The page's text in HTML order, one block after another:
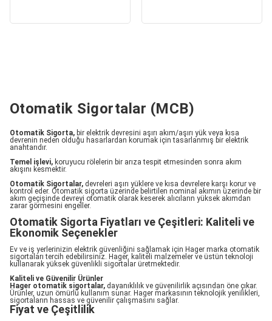
Otomatik Sigortalar (MCB)
Otomatik Sigorta, bir elektrik devresini aşırı akım/aşırı yük veya kısa
devrenin neden olduğu hasarlardan korumak için tasarlanmış bir elektrik
anahtarıdır.
Temel işlevi, koruyucu rölelerin bir arıza tespit etmesinden sonra akım
akışını kesmektir.
Otomatik Sigortalar, devreleri aşırı yüklere ve kısa devrelere karşı korur ve
kontrol eder. Otomatik sigorta üzerinde belirtilen nominal akımın üzerinde bir
akım geçişinde devreyi otomatik olarak keserek alıcıların yüksek akımdan
zarar görmesini engeller.
Otomatik Sigorta Fiyatları ve Çeşitleri: Kaliteli ve
Ekonomik Seçenekler
Ev ve iş yerlerinizin elektrik güvenliğini sağlamak için Hager marka otomatik
sigortaları tercih edebilirsiniz. Hager, kaliteli malzemeler ve üstün teknoloji
kullanarak yüksek güvenlikli sigortalar üretmektedir.
Kaliteli ve Güvenilir Ürünler
Hager otomatik sigortalar, dayanıklılık ve güvenilirlik açısından öne çıkar.
Ürünler, uzun ömürlü kullanım sunar. Hager markasının teknolojik yenilikleri,
sigortaların hassas ve güvenilir çalışmasını sağlar.
Fiyat ve Çeşitlilik